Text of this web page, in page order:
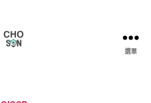
選單